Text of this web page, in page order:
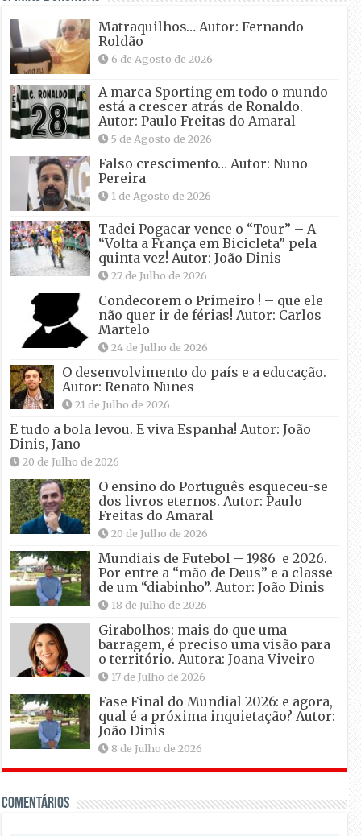
Matraquilhos… Autor: Fernando
Roldão
6 de Agosto de 2026
A marca Sporting em todo o mundo
está a crescer atrás de Ronaldo.
Autor: Paulo Freitas do Amaral
5 de Agosto de 2026
Falso crescimento… Autor: Nuno
Pereira
1 de Agosto de 2026
Tadei Pogacar vence o “Tour” – A
“Volta a França em Bicicleta” pela
quinta vez! Autor: João Dinis
27 de Julho de 2026
Condecorem o Primeiro ! – que ele
não quer ir de férias! Autor: Carlos
Martelo
24 de Julho de 2026
O desenvolvimento do país e a educação.
Autor: Renato Nunes
21 de Julho de 2026
E tudo a bola levou. E viva Espanha! Autor: João
Dinis, Jano
20 de Julho de 2026
O ensino do Português esqueceu-se
dos livros eternos. Autor: Paulo
Freitas do Amaral
20 de Julho de 2026
Mundiais de Futebol – 1986 e 2026.
Por entre a “mão de Deus” e a classe
de um “diabinho”. Autor: João Dinis
18 de Julho de 2026
Girabolhos: mais do que uma
barragem, é preciso uma visão para
o território. Autora: Joana Viveiro
17 de Julho de 2026
Fase Final do Mundial 2026: e agora,
qual é a próxima inquietação? Autor:
João Dinis
8 de Julho de 2026
Comentários